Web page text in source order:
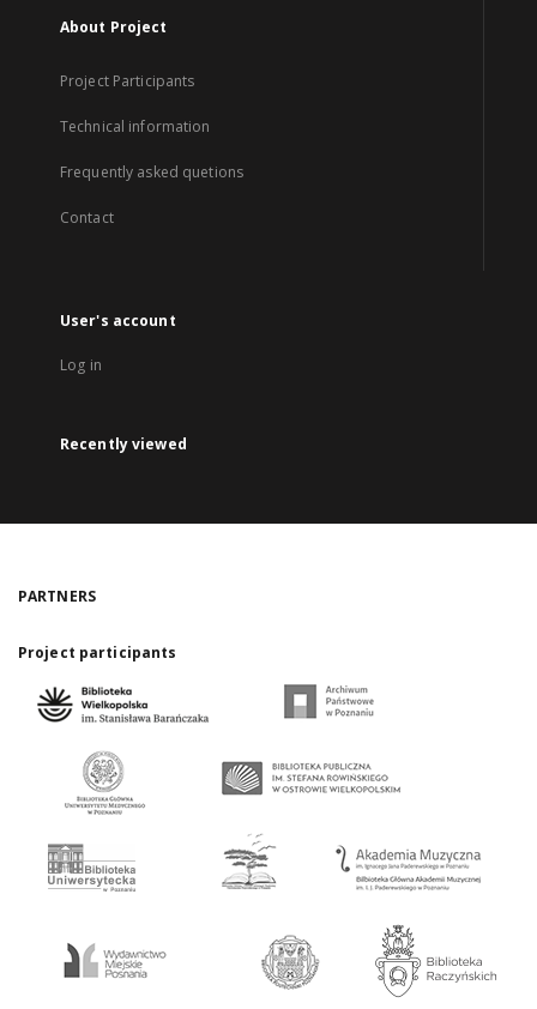
About Project
Project Participants
Technical information
Frequently asked quetions
Contact
User's account
Log in
Recently viewed
PARTNERS
Project participants